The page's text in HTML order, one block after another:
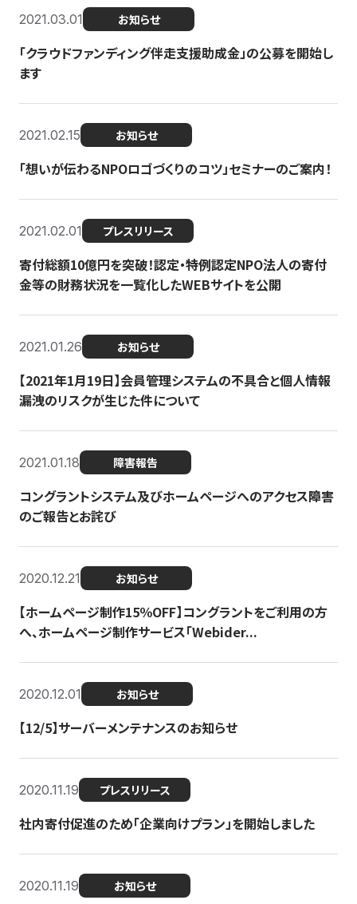
2021.03.01 お知らせ
「クラウドファンディング伴走支援助成金」の公募を開始し
ます
2021.02.15 お知らせ
「想いが伝わるNPOロゴづくりのコツ」セミナーのご案内！
2021.02.01 プレスリリース
寄付総額10億円を突破！認定・特例認定NPO法人の寄付
金等の財務状況を一覧化したWEBサイトを公開
2021.01.26 お知らせ
【2021年1月19日】会員管理システムの不具合と個人情報
漏洩のリスクが生じた件について
2021.01.18 障害報告
コングラントシステム及びホームページへのアクセス障害
のご報告とお詫び
2020.12.21 お知らせ
【ホームページ制作15％OFF】コングラントをご利用の方
へ、ホームページ制作サービス「Webider...
2020.12.01 お知らせ
【12/5】サーバーメンテナンスのお知らせ
2020.11.19 プレスリリース
社内寄付促進のため「企業向けプラン」を開始しました
2020.11.19 お知らせ